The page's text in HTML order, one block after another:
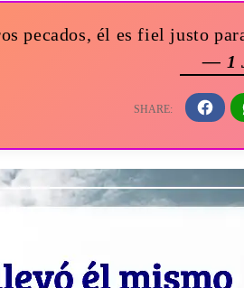
pecados, él es fiel justo
— 1